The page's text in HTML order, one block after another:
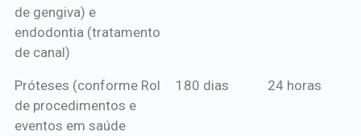
de gengiva) e
endodontia (tratamento
de canal)
Próteses (conforme Rol
de procedimentos e
eventos em saúde
180 dias 24 horas